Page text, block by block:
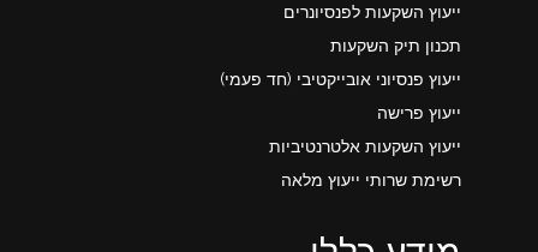
ייעוץ השקעות לפנסיונרים
תכנון תיק השקעות
ייעוץ פנסיוני אובייקטיבי (חד פעמי)
ייעוץ פרישה
ייעוץ השקעות אלטרנטיביות
רשימת שרותי ייעוץ מלאה